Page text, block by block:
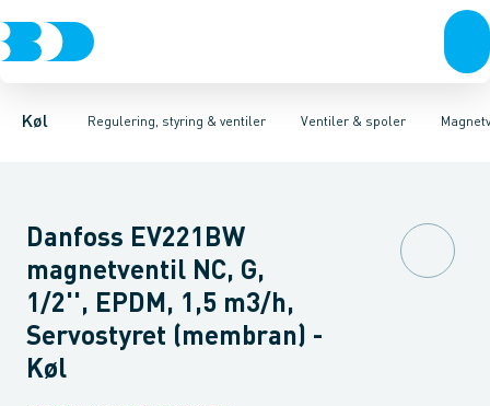
Køl Regulering, styring & ventiler
KompressorerKondenseringsaggregaterFordampere
Ventiler & spoler
Pressostater & termostaterSensorer & transmitterer
Magnetventiler til vandMagnetventiler til kølemiddel
Danfoss EV221BW
magnetventil NC, G,
1/2'', EPDM, 1,5 m3/h,
Servostyret (membran) -
Køl